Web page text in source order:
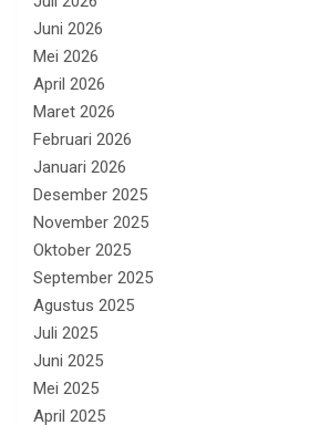
Juni 2026
Mei 2026
April 2026
Maret 2026
Februari 2026
Januari 2026
Desember 2025
November 2025
Oktober 2025
September 2025
Agustus 2025
Juli 2025
Juni 2025
Mei 2025
April 2025